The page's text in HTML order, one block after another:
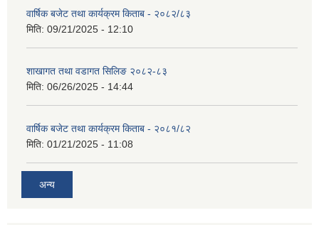
वार्षिक बजेट तथा कार्यक्रम किताब - २०८२/८३
मिति: 09/21/2025 - 12:10
शाखागत तथा वडागत सिलिङ २०८२-८३
मिति: 06/26/2025 - 14:44
वार्षिक बजेट तथा कार्यक्रम किताब - २०८१/८२
मिति: 01/21/2025 - 11:08
अन्य